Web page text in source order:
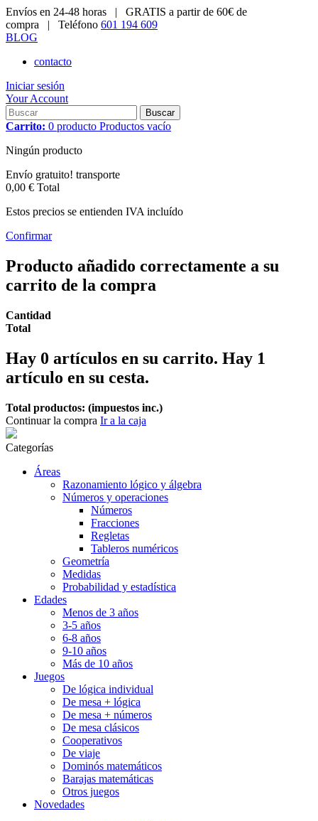
Envíos en 24-48 horas | GRATIS a partir de 60€ de
compra | Teléfono 601 194 609
BLOG
contacto
Iniciar sesión
Your Account
Buscar
Carrito: 0 producto Productos vacío
Ningún producto
Envío gratuito! transporte
0,00 € Total
Estos precios se entienden IVA incluído
Confirmar
Producto añadido correctamente a su
carrito de la compra
Cantidad
Total
Hay 0 artículos en su carrito. Hay 1
artículo en su cesta.
Total productos: (impuestos inc.)
Continuar la compra Ir a la caja
Categorías
Áreas
Razonamiento lógico y álgebra
Números y operaciones
Números
Fracciones
Regletas
Tableros numéricos
Geometría
Medidas
Probabilidad y estadística
Edades
Menos de 3 años
3-5 años
6-8 años
9-10 años
Más de 10 años
Juegos
De lógica individual
De mesa + lógica
De mesa + números
De mesa clásicos
Cooperativos
De viaje
Dominós matemáticos
Barajas matemáticas
Otros juegos
Novedades